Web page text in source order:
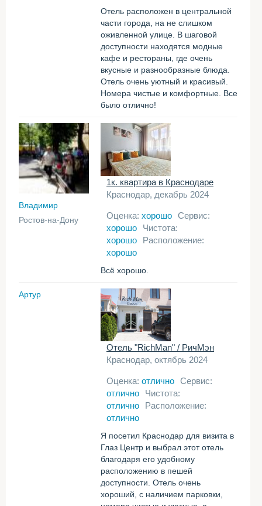
Отель расположен в центральной
части города, на не слишком
оживленной улице. В шаговой
доступности находятся модные
кафе и рестораны, где очень
вкусные и разнообразные блюда.
Отель очень уютный и красивый.
Номера чистые и комфортные. Все
было отлично!
Владимир
Ростов-на-Дону
1к. квартира в Краснодаре
Краснодар, декабрь 2024
Оценка: хорошо Сервис:
хорошо
Чистота:
хорошо
Расположение:
хорошо
Всё хорошо.
Артур
Отель "RichMan" / РичМэн
Краснодар, октябрь 2024
Оценка: отлично Сервис:
отлично
Чистота:
отлично
Расположение:
отлично
Я посетил Краснодар для визита в
Глаз Центр и выбрал этот отель
благодаря его удобному
расположению в пешей
доступности. Отель очень
хороший, с наличием парковки,